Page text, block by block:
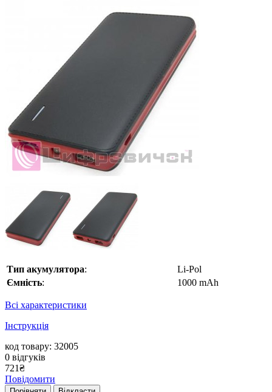
Тип акумулятора:
Li-Pol
Ємність: 1000 mAh
Всі характеристики
Інструкція
код товару: 32005
0 відгуків
721₴
Повідомити